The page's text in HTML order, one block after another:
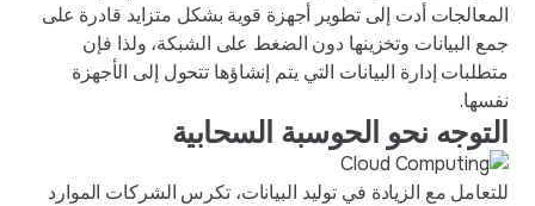
المعالجات أدت إلى تطوير أجهزة قوية بشكل متزايد قادرة على
جمع البيانات وتخزينها دون الضغط على الشبكة، ولذا فإن
متطلبات إدارة البيانات التي يتم إنشاؤها تتحول إلى الأجهزة
نفسها.
التوجه نحو الحوسبة السحابية
للتعامل مع الزيادة في توليد البيانات، تكرس الشركات الموارد